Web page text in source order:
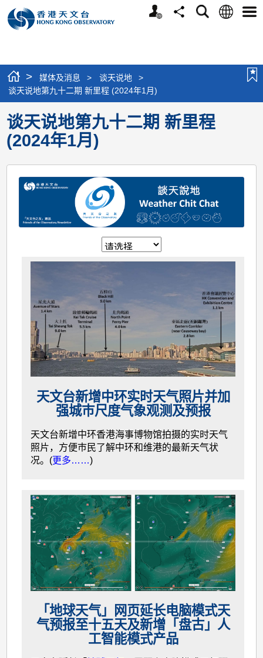
个
分
搜
语
选
> 媒体及消息 > 谈天说地
>
谈天说地第九十二期 新里程 (2024年1月)
谈天说地第九十二期 新里程
(2024年1月)
天文台新增中环实时天气照片并加
强城巿尺度气象观测及预报
天文台新增中环香港海事博物馆拍摄的实时天气
照片，方便巿民了解中环和维港的最新天气状
况。(更多……)
「地球天气」网页延长电脑模式天
气预报至十五天及新增「盘古」人
工智能模式产品